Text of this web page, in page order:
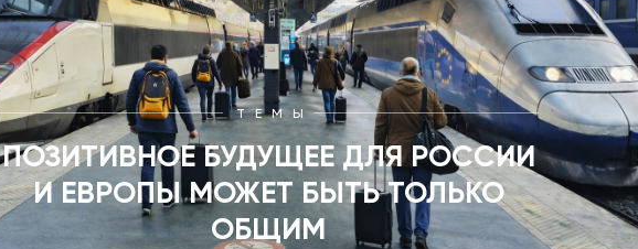
ТЕМЫ
ПОЗИТИВНОЕ БУДУЩЕЕ ДЛЯ РОССИИ
И ЕВРОПЫ МОЖЕТ БЫТЬ ТОЛЬКО
ОБЩИМ